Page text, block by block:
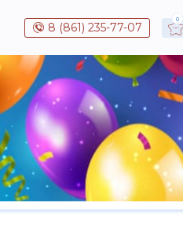
8 (861) 235-77-07
0